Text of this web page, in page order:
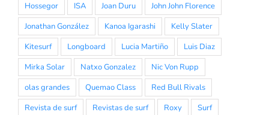
Hossegor
ISA Joan Duru
John John Florence
Jonathan González
Kanoa Igarashi
Kelly Slater
Kitesurf
Longboard Lucia Martiño
Luis Diaz
Mirka Solar
Natxo Gonzalez
Nic Von Rupp
olas grandes
Quemao Class
Red Bull Rivals
Revista de surf
Revistas de surf Roxy
Surf